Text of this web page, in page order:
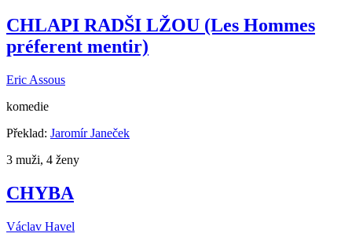
CHLAPI RADŠI LŽOU (Les Hommes
préferent mentir)
Eric Assous
komedie
Překlad: Jaromír Janeček
3 muži, 4 ženy
CHYBA
Václav Havel